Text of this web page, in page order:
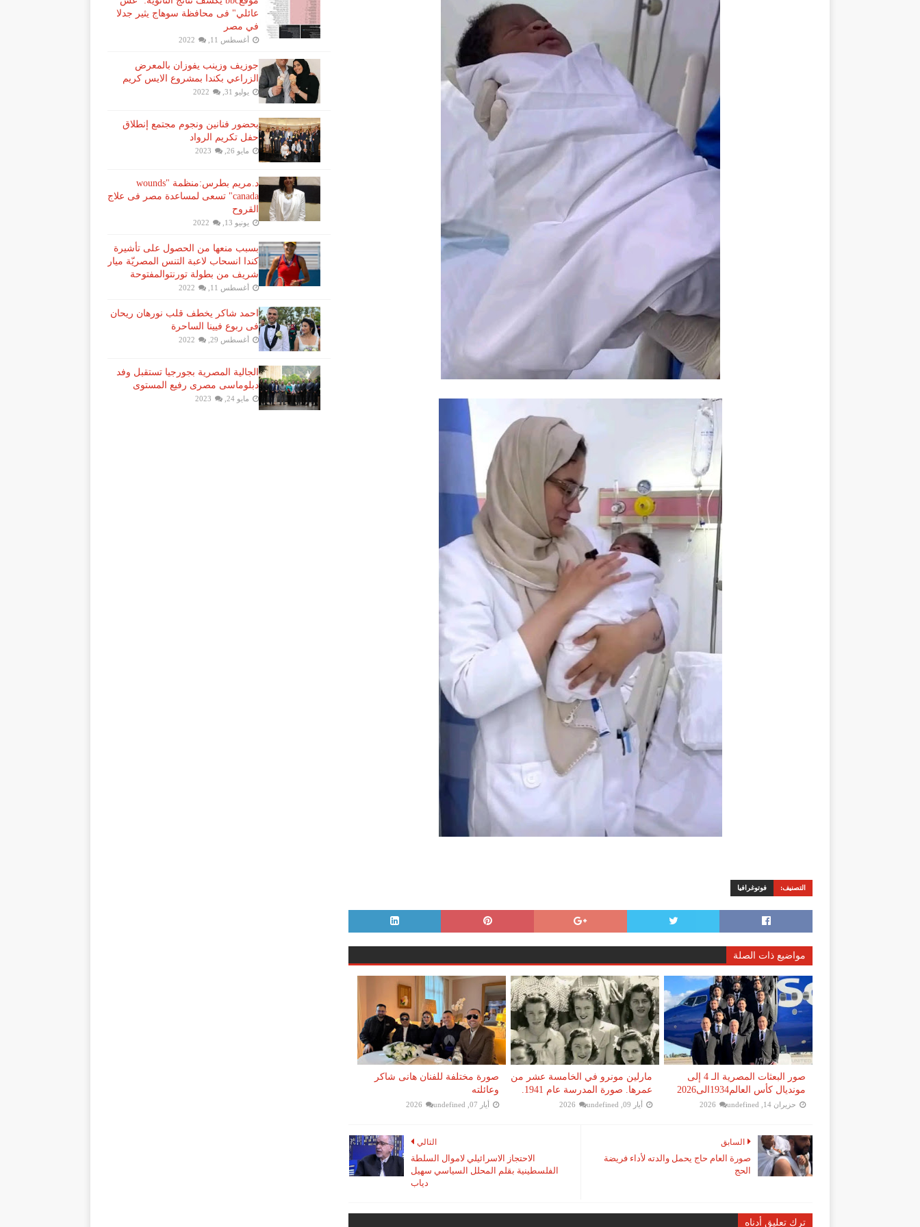
التصنيف: فوتوغرافيا
مواضيع ذات الصلة
صور البعثات المصرية الـ 4 إلى
مونديال كأس العالم1934الى2026
حزيران 14, 2026 undefined
مارلين مونرو في الخامسة عشر من
عمرها. صورة المدرسة عام 1941.
أيار 09, 2026 undefined
صورة مختلفة للفنان هانى شاكر
وعائلته
أيار 07, 2026 undefined
التالي
الاحتجاز الاسرائيلي لاموال السلطة
الفلسطينية بقلم المحلل السياسي سهيل
دياب
السابق
صورة العام حاج يحمل والدته لأداء فريضة
الحج
ترك تعليق أدناه
عائلي" فى محافظة سوهاج يثير جدلا
في مصر
أغسطس 11, 2022
جوزيف وزينب يفوزان بالمعرض
الزراعي بكندا بمشروع الايس كريم
يوليو 31, 2022
بحضور فنانين ونجوم مجتمع إنطلاق
حفل تكريم الرواد
مايو 26, 2023
د.مريم بطرس:منظمة "wounds
canada" تسعى لمساعدة مصر فى علاج
القروح
يونيو 13, 2022
بسبب منعها من الحصول على تأشيرة
كندا انسحاب لاعبة ​التنس​ المصريّة ​ميار
شريف​ من بطولة ​تورنتو​المفتوحة
أغسطس 11, 2022
احمد شاكر يخطف قلب نورهان ريحان
فى ربوع فيينا الساحرة
أغسطس 29, 2022
الجالية المصرية بجورجيا تستقبل وفد
دبلوماسى مصرى رفيع المستوى
مايو 24, 2023